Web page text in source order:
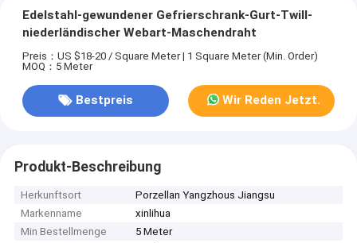
Edelstahl-gewundener Gefrierschrank-Gurt-Twill-
niederländischer Webart-Maschendraht
Preis：US $18-20 / Square Meter | 1 Square Meter (Min. Order)
MOQ：5 Meter
Bestpreis Wir Reden Jetzt.
Produkt-Beschreibung
Herkunftsort
Porzellan Yangzhous Jiangsu
Markenname
xinlihua
Min Bestellmenge
5 Meter